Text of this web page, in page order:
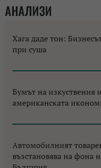
АНАЛИЗИ
Хага даде тон:
при суша
Бумът на изкуствения
американската
Автомобилният
възстановява на фона